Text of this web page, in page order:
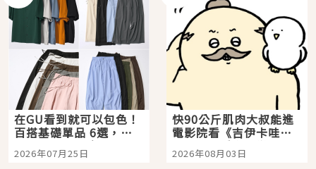
在GU看到就可以包色！
百搭基礎單品 6選，閉
眼全收也不心疼
2026年07月25日
快90公斤肌肉大叔能進
電影院看《吉伊卡哇》
嗎？日本重金屬樂團
「打首」會長與nagano
2026年08月03日